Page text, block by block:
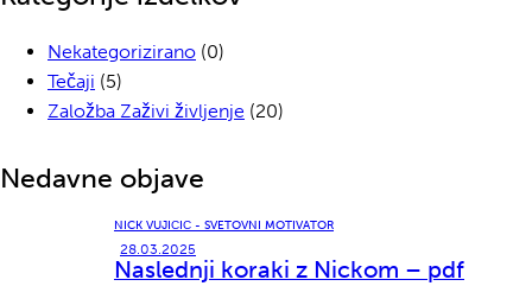
Nekategorizirano (0)
Tečaji (5)
Založba Zaživi življenje (20)
Nedavne objave
NICK VUJIČIČ - SVETOVNI MOTIVATOR
28.03.2025
Naslednji koraki z Nickom – pdf